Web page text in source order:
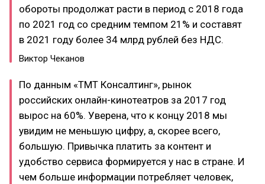
обороты продолжат расти в период с 2018 года
по 2021 год со средним темпом 21% и составят
в 2021 году более 34 млрд рублей без НДС.
Виктор Чеканов
По данным «ТМТ Консалтинг», рынок
российских онлайн-кинотеатров за 2017 год
вырос на 60%. Уверена, что к концу 2018 мы
увидим не меньшую цифру, а, скорее всего,
большую. Привычка платить за контент и
удобство сервиса формируется у нас в стране. И
чем больше информации потребляет человек,